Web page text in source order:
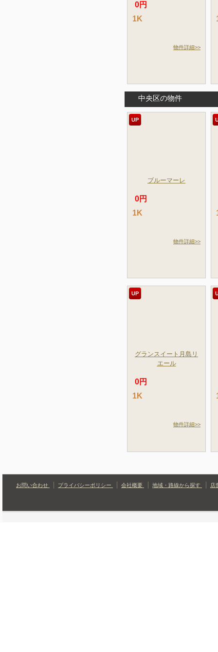
0円
1K
物件詳細>>
中央区の物件
UP
ブルーマーレ
0円
1K
物件詳細>>
UP
グランスイート月島リ
エール
0円
1K
物件詳細>>
お問い合わせ プライバシーポリシー 会社概要 地域・路線から探す 店